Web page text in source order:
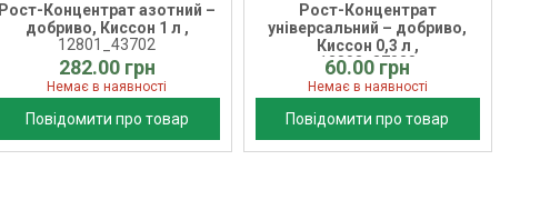
Рост-Концентрат азотний –
добриво, Киссон 1 л ,
12801_43702
282.00 грн
Немає в наявності
Повідомити про товар
Рост-Концентрат
універсальний – добриво,
Киссон 0,3 л ,
12803_37028
60.00 грн
Немає в наявності
Повідомити про товар